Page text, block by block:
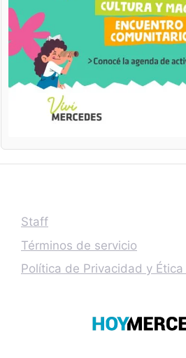
Staff
Términos de servicio
Política de Privacidad y